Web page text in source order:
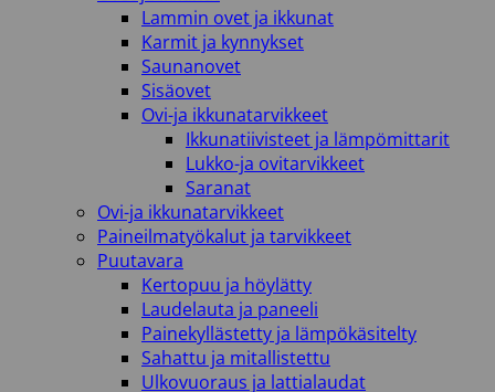
Lammin ovet ja ikkunat
Karmit ja kynnykset
Saunanovet
Sisäovet
Ovi-ja ikkunatarvikkeet
Ikkunatiivisteet ja lämpömittarit
Lukko-ja ovitarvikkeet
Saranat
Ovi-ja ikkunatarvikkeet
Paineilmatyökalut ja tarvikkeet
Puutavara
Kertopuu ja höylätty
Laudelauta ja paneeli
Painekyllästetty ja lämpökäsitelty
Sahattu ja mitallistettu
Ulkovuoraus ja lattialaudat